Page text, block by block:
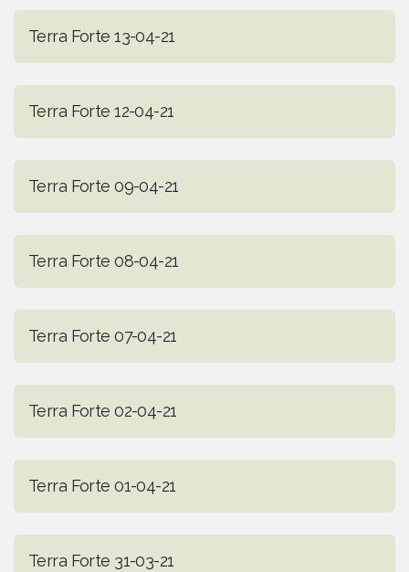
Terra Forte 13-04-21
Terra Forte 12-04-21
Terra Forte 09-04-21
Terra Forte 08-04-21
Terra Forte 07-04-21
Terra Forte 02-04-21
Terra Forte 01-04-21
Terra Forte 31-03-21